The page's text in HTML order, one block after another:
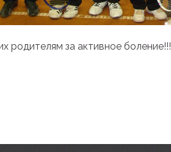
родителям за активное боление!!!